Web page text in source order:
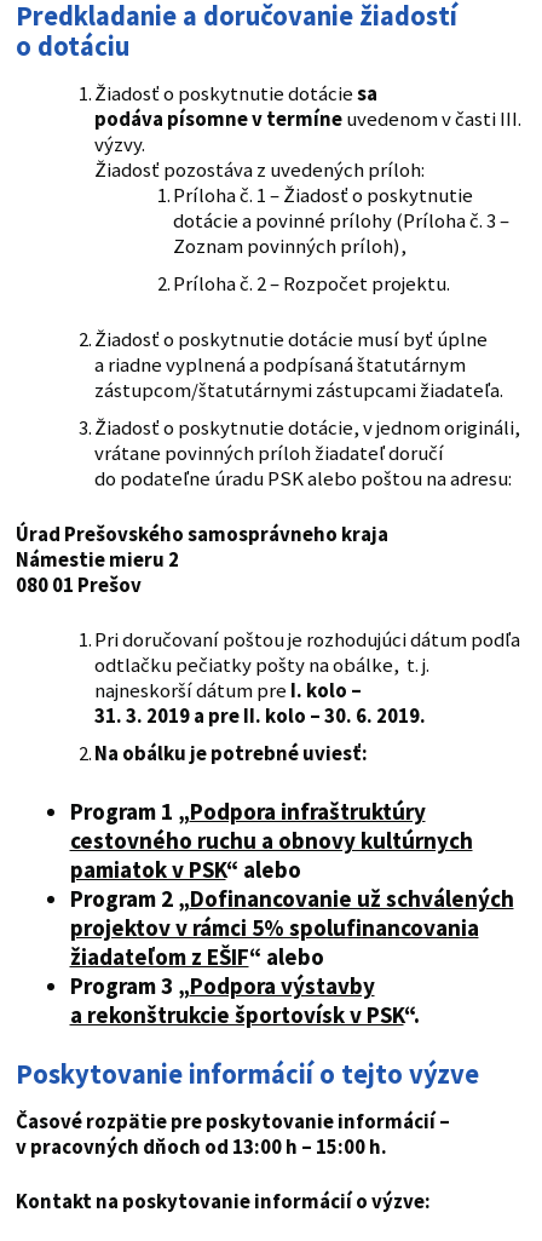
Predkladanie a doručovanie žiadostí
o dotáciu
Žiadosť o poskytnutie dotáciesa
podáva písomne v termíneuvedenom v časti III.
výzvy.
Žiadosť pozostáva z uvedených príloh:
Príloha č. 1 – Žiadosť o poskytnutie
dotácie a povinné prílohy (Príloha č. 3 –
Zoznam povinných príloh),
Príloha č. 2 – Rozpočet projektu.
Žiadosť o poskytnutie dotácie musí byť úplne
a riadne vyplnená a podpísaná štatutárnym
zástupcom/štatutárnymi zástupcami žiadateľa.
Žiadosť o poskytnutie dotácie, v jednom origináli,
vrátane povinných príloh žiadateľ doručí
do podateľne úradu PSK alebo poštou na adresu:
Úrad Prešovského samosprávneho kraja
Námestie mieru 2
080 01 Prešov
Pri doručovaní poštou je rozhodujúci dátum podľa
odtlačku pečiatky pošty na obálke, t. j.
najneskorší dátum pre I. kolo –
31. 3. 2019 a pre II. kolo – 30. 6. 2019.
Na obálku je potrebné uviesť:
Program 1 „Podpora infraštruktúry
cestovného ruchu a obnovy kultúrnych
pamiatok v PSK“ alebo
Program 2 „Dofinancovanie už schválených
projektov v rámci 5% spolufinancovania
žiadateľom z EŠIF“ alebo
Program 3 „Podpora výstavby
a rekonštrukcie športovísk v PSK“.
Poskytovanie informácií o tejto výzve
Časové rozpätie pre poskytovanie informácií –
v pracovných dňoch od 13:00 h – 15:00 h.
Kontakt na poskytovanie informácií o výzve: